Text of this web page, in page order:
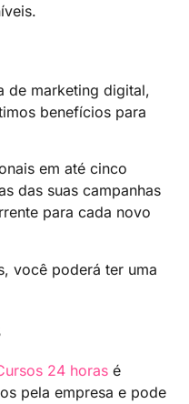
de marketing digital,
benefícios para
em até cinco
das suas campanhas
para cada novo
você poderá ter uma
24 horas é
pela empresa e pode